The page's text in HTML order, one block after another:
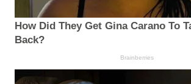
How Did They Get Gina Carano To
Back?
Brainberries